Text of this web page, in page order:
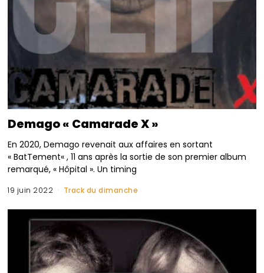
Demago « Camarade X »
En 2020, Demago revenait aux affaires en sortant
« BatTement« , 11 ans après la sortie de son premier album
remarqué, « Hôpital ». Un timing
19 juin 2022 Track du dimanche